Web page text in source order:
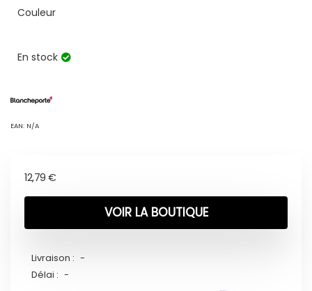
Couleur
En stock
EAN: N/A
12,79 €
VOIR LA BOUTIQUE
Livraison : -
Délai : -